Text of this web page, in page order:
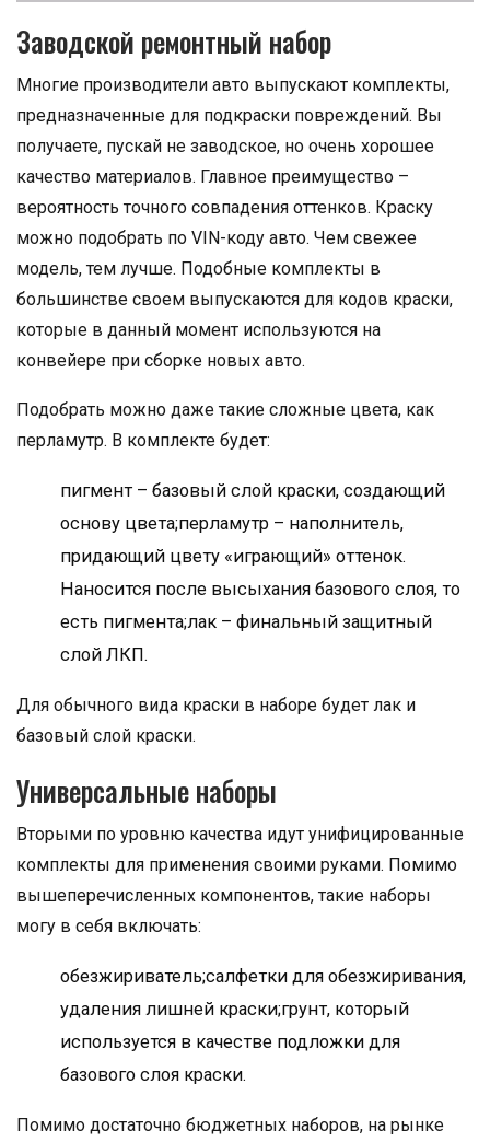
Заводской ремонтный набор
Многие производители авто выпускают комплекты,
предназначенные для подкраски повреждений. Вы
получаете, пускай не заводское, но очень хорошее
качество материалов. Главное преимущество –
вероятность точного совпадения оттенков. Краску
можно подобрать по VIN-коду авто. Чем свежее
модель, тем лучше. Подобные комплекты в
большинстве своем выпускаются для кодов краски,
которые в данный момент используются на
конвейере при сборке новых авто.
Подобрать можно даже такие сложные цвета, как
перламутр. В комплекте будет:
пигмент – базовый слой краски, создающий
основу цвета;перламутр – наполнитель,
придающий цвету «играющий» оттенок.
Наносится после высыхания базового слоя, то
есть пигмента;лак – финальный защитный
слой ЛКП.
Для обычного вида краски в наборе будет лак и
базовый слой краски.
Универсальные наборы
Вторыми по уровню качества идут унифицированные
комплекты для применения своими руками. Помимо
вышеперечисленных компонентов, такие наборы
могу в себя включать:
обезжириватель;салфетки для обезжиривания,
удаления лишней краски;грунт, который
используется в качестве подложки для
базового слоя краски.
Помимо достаточно бюджетных наборов, на рынке